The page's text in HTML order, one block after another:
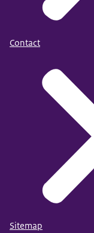
Contact
Sitemap